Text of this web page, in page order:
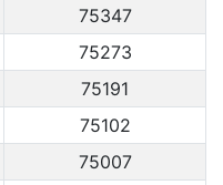
75347
75273
75191
75102
75007